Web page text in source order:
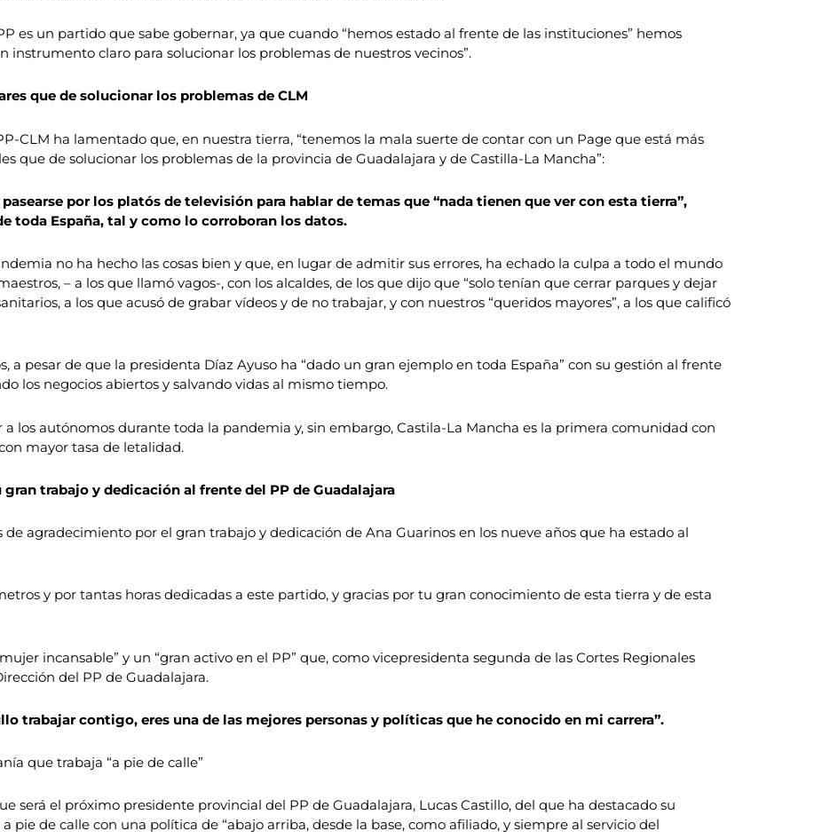
es un partido que sabe gobernar, ya que cuando “hemos estado al frente de las instituciones” hemos
instrumento claro para solucionar los problemas de nuestros vecinos”.
que de solucionar los problemas de CLM
CLM ha lamentado que, en nuestra tierra, “tenemos la mala suerte de contar con un Page que está más
que de solucionar los problemas de la provincia de Guadalajara y de Castilla-La Mancha”:
por los platós de televisión para hablar de temas que “nada tienen que ver con esta tierra”,
toda España, tal y como lo corroboran los datos.
no ha hecho las cosas bien y que, en lugar de admitir sus errores, ha echado la culpa a todo el mundo
– a los que llamó vagos-, con los alcaldes, de los que dijo que “solo tenían que cerrar parques y dejar
a los que acusó de grabar vídeos y de no trabajar, y con nuestros “queridos mayores”, a los que calificó
a pesar de que la presidenta Díaz Ayuso ha “dado un gran ejemplo en toda España” con su gestión al frente
los negocios abiertos y salvando vidas al mismo tiempo.
los autónomos durante toda la pandemia y, sin embargo, Castila-La Mancha es la primera comunidad con
mayor tasa de letalidad.
trabajo y dedicación al frente del PP de Guadalajara
agradecimiento por el gran trabajo y dedicación de Ana Guarinos en los nueve años que ha estado al
y por tantas horas dedicadas a este partido, y gracias por tu gran conocimiento de esta tierra y de esta
incansable” y un “gran activo en el PP” que, como vicepresidenta segunda de las Cortes Regionales
del PP de Guadalajara.
trabajar contigo, eres una de las mejores personas y políticas que he conocido en mi carrera”.
que trabaja “a pie de calle”
será el próximo presidente provincial del PP de Guadalajara, Lucas Castillo, del que ha destacado su
pie de calle con una política de “abajo arriba, desde la base, como afiliado, y siempre al servicio del